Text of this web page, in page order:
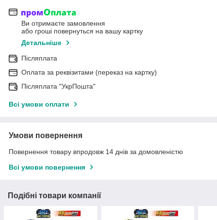
Ви отримаєте замовлення
або гроші повернуться на вашу картку
Детальніше
Післяплата
Оплата за реквізитами (переказ на картку)
Післяплата "УкрПошта"
Всі умови оплати
Умови повернення
Повернення товару впродовж 14 днів за домовленістю
Всі умови повернення
Подібні товари компанії